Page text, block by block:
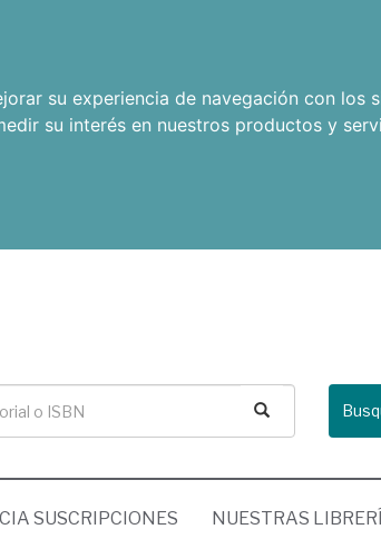
su experiencia de navegación con los
su interés en nuestros productos y
SUSCRIPCIONES NUESTRAS